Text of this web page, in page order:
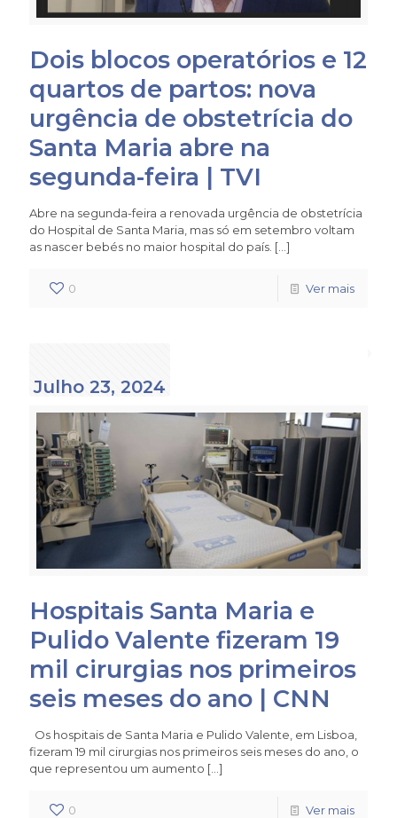
Dois blocos operatórios e 12
quartos de partos: nova
urgência de obstetrícia do
Santa Maria abre na
segunda-feira | TVI
Abre na segunda-feira a renovada urgência de obstetrícia
do Hospital de Santa Maria, mas só em setembro voltam
as nascer bebés no maior hospital do país. […]
0 Ver mais
Julho 23, 2024
Hospitais Santa Maria e
Pulido Valente fizeram 19
mil cirurgias nos primeiros
seis meses do ano | CNN
Os hospitais de Santa Maria e Pulido Valente, em Lisboa,
fizeram 19 mil cirurgias nos primeiros seis meses do ano, o
que representou um aumento […]
0 Ver mais